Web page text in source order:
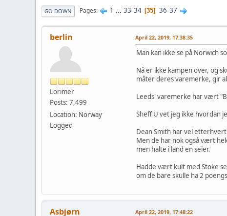
GO DOWN Pages 1 ... 33 34 35 36 37
berlin
Lorimer
Posts: 7,499
Location: Norway
Logged
April 22, 2019, 17:38:35
Man kan ikke se på Norwich
Nå er ikke kampen over, og
måter deres varemerke, gir
Leeds' varemerke har vært
Sheff U vet jeg ikke hvordan
Dean Smith har vel
Men de har nok også vært
men halte i land en seier.
Hadde vært kult med Stoke
om de bare skulle ha 2
Asbjørn April 22, 2019, 17:48:22